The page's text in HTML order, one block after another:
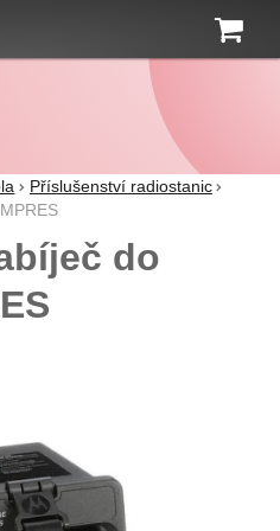
Příslušenství radiostanic
do